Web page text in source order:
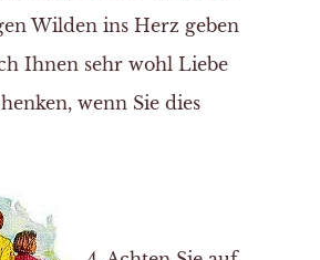
Wilden ins Herz geben
Ihnen sehr wohl Liebe
wenn Sie dies